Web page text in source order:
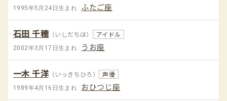
1995年5月24日生まれ ふたご座
石田 千穂 （いしだちほ） アイドル
2002年3月17日生まれ うお座
一木 千洋 （いっきちひろ） 声優
1989年4月16日生まれ おひつじ座